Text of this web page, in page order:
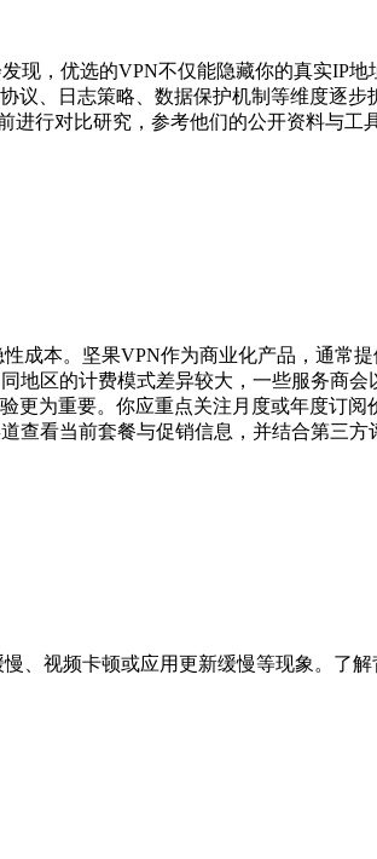
现，优选的VPN不仅能隐藏你的真实IP
议、日志策略、数据保护机制等维度逐
进行对比研究，参考他们的公开资料与工
成本。坚果VPN作为商业化产品，通常
区的计费模式差异较大，一些服务商会
为重要。你应重点关注月度或年度订阅
查看当前套餐与促销信息，并结合第三
、视频卡顿或应用更新缓慢等现象。了